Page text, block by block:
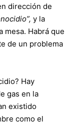
dirección de
y la
mesa. Habrá que
de un problema
Hay
gas en la
existido
como el